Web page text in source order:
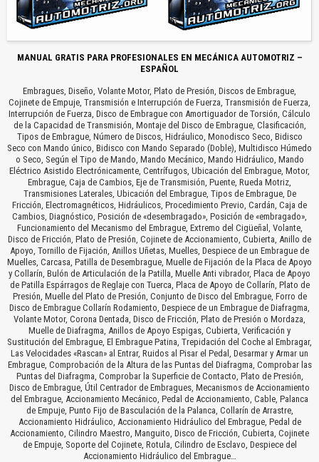
MANUAL GRATIS PARA PROFESIONALES EN MECÁNICA AUTOMOTRIZ –
ESPAÑOL
Embragues, Diseño, Volante Motor, Plato de Presión, Discos de Embrague,
Cojinete de Empuje, Transmisión e Interrupción de Fuerza, Transmisión de Fuerza,
Interrupción de Fuerza, Disco de Embrague con Amortiguador de Torsión, Cálculo
de la Capacidad de Transmisión, Montaje del Disco de Embrague, Clasificación,
Tipos de Embrague, Número de Discos, Hidráulico, Monodisco Seco, Bidisco
Seco con Mando único, Bidisco con Mando Separado (Doble), Multidisco Húmedo
o Seco, Según el Tipo de Mando, Mando Mecánico, Mando Hidráulico, Mando
Eléctrico Asistido Electrónicamente, Centrífugos, Ubicación del Embrague, Motor,
Embrague, Caja de Cambios, Eje de Transmisión, Puente, Rueda Motriz,
Transmisiones Laterales, Ubicación del Embrague, Tipos de Embrague, De
Fricción, Electromagnéticos, Hidráulicos, Procedimiento Previo, Cardán, Caja de
Cambios, Diagnóstico, Posición de «desembragado», Posición de «embragado»,
Funcionamiento del Mecanismo del Embrague, Extremo del Cigüeñal, Volante,
Disco de Fricción, Plato de Presión, Cojinete de Accionamiento, Cubierta, Anillo de
Apoyo, Tornillo de Fijación, Anillos Uñetas, Muelles, Despiece de un Embrague de
Muelles, Carcasa, Patilla de Desembrague, Muelle de Fijación de la Placa de Apoyo
y Collarín, Bulón de Articulación de la Patilla, Muelle Anti vibrador, Placa de Apoyo
de Patilla Espárragos de Reglaje con Tuerca, Placa de Apoyo de Collarín, Plato de
Presión, Muelle del Plato de Presión, Conjunto de Disco del Embrague, Forro de
Disco de Embrague Collarín Rodamiento, Despiece de un Embrague de Diafragma,
Volante Motor, Corona Dentada, Disco de Fricción, Plato de Presión o Mordaza,
Muelle de Diafragma, Anillos de Apoyo Espigas, Cubierta, Verificación y
Sustitución del Embrague, El Embrague Patina, Trepidación del Coche al Embragar,
Las Velocidades «Rascan» al Entrar, Ruidos al Pisar el Pedal, Desarmar y Armar un
Embrague, Comprobación de la Altura de las Puntas del Diafragma, Comprobar las
Puntas del Diafragma, Comprobar la Superficie de Contacto, Plato de Presión,
Disco de Embrague, Útil Centrador de Embragues, Mecanismos de Accionamiento
del Embrague, Accionamiento Mecánico, Pedal de Accionamiento, Cable, Palanca
de Empuje, Punto Fijo de Basculación de la Palanca, Collarín de Arrastre,
Accionamiento Hidráulico, Accionamiento Hidráulico del Embrague, Pedal de
Accionamiento, Cilindro Maestro, Manguito, Disco de Fricción, Cubierta, Cojinete
de Empuje, Soporte del Cojinete, Rotula, Cilindro de Esclavo, Despiece del
Accionamiento Hidráulico del Embrague…